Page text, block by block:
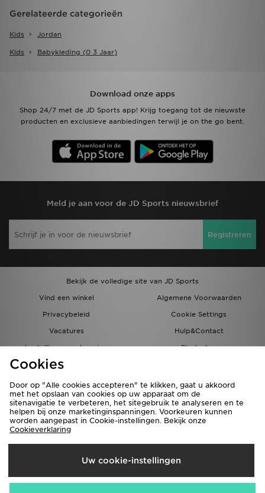
Gerelateerde categorieën
Kids Jordan
Kids Babykleding (0 3 Jaar)
Download onze apps
Shop 24/7 met de JD Sports app! Krijg toegang tot de nieuwste
producten en exclusieve aanbiedingen terwijl je on the go bent.
Meld je aan voor de JD Sports nieuwsbrief
Registreren
Bekijk de volledige site van JD Sports
Vind een winkel
Algemene Voorwaarden
Privacybeleid
Cookie Settings
Vacatures
Hulp&Contact
bestellingen en levering
Studenten
Partnerprogramma
Verzenden Naar
Nederland
Cookies
Door op "Alle cookies accepteren" te klikken, gaat u akkoord
met het opslaan van cookies op uw apparaat om de
sitenavigatie te verbeteren, het sitegebruik te analyseren en te
helpen bij onze marketinginspanningen. Voorkeuren kunnen
worden aangepast in Cookie-instellingen. Bekijk onze
Cookieverklaring
Uw cookie-instellingen